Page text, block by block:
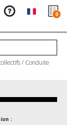
0
/ Conduite
: